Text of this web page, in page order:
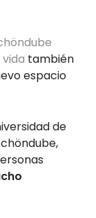
también
espacio
de